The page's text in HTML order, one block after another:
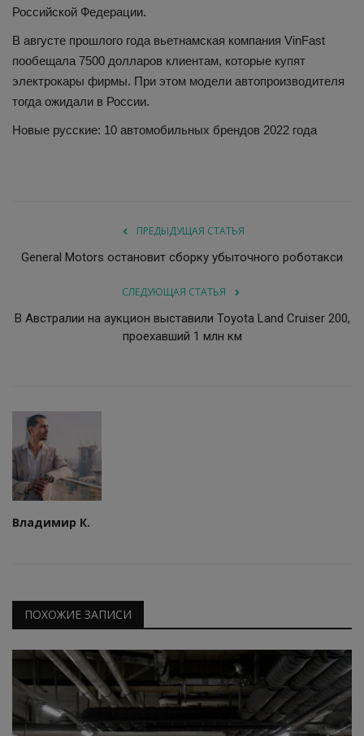
Российской Федерации.
В августе прошлого года вьетнамская компания VinFast
пообещала 7500 долларов клиентам, которые купят
электрокары фирмы. При этом модели автопроизводителя
тогда ожидали в России.
Новые русские: 10 автомобильных брендов 2022 года
ПРЕДЫДУЩАЯ СТАТЬЯ
General Motors остановит сборку убыточного роботакси
СЛЕДУЮЩАЯ СТАТЬЯ
В Австралии на аукцион выставили Toyota Land Cruiser 200,
проехавший 1 млн км
Владимир К.
ПОХОЖИЕ ЗАПИСИ